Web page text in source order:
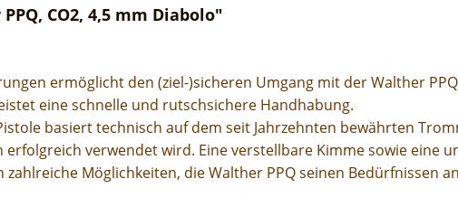
CO2, 4,5 mm Diabolo"
ermöglicht den (ziel-)sicheren Umgang mit der Walther
eine schnelle und rutschsichere Handhabung.
basiert technisch auf dem seit Jahrzehnten bewährten
erfolgreich verwendet wird. Eine verstellbare Kimme sowie eine
Möglichkeiten, die Walther PPQ seinen Bedürfnissen